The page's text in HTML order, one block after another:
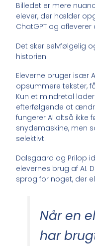
Billedet er mere
elever, der hælder
ChatGPT og
Det sker selvfølgelig
historien.
Eleverne bruger især
opsummere tekster,
Kun et mindretal
efterfølgende at
fungerer AI altså ikke
snydemaskine, men
selektivt.
Dalsgaard og Prilop
elevernes brug af AI.
sprog for noget, der
Når en
har